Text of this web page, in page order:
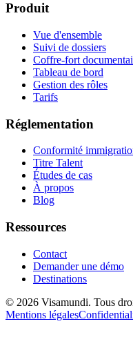
Produit
Vue d'ensemble
Suivi de dossiers
Coffre-fort
Tableau de bord
Gestion des rôles
Tarifs
Réglementation
Conformité
Titre Talent
Études de cas
À propos
Blog
Ressources
Contact
Demander une démo
Destinations
© 2026 Visamundi. Tous
Mentions légales